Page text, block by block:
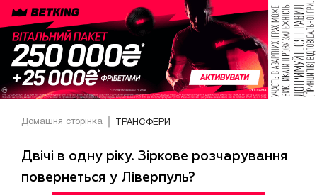
Домашня сторінка ТРАНСФЕРИ
Двічі в одну ріку. Зіркове розчарування
повернеться у Ліверпуль?